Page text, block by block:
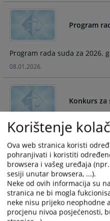
and
date.
Press
the
question
get
the
shortcuts
for
changing
dates.
and
a
Press
to
get
the
for
Program
Program rada suda za 2026.
08.01.2026.
Konkurs
Osnovni sud u Vlasenici
25.12.2024.
Zaključak
Oglašava se neuspjelim Javni
Korištenje
Ova web stranica koristi
pohranjivati i koristiti
browsera i vašeg uređaja
sesiji unutar browsera, ...).
Neke od ovih informacija su
stranica ne bi mogla
neke nisu prijeko neophodne
procjenu nivoa posjećenosti,